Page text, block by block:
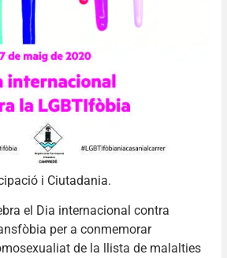
i Ciutadania.
el Dia internacional contra
per a conmemorar
de la llista de malalties